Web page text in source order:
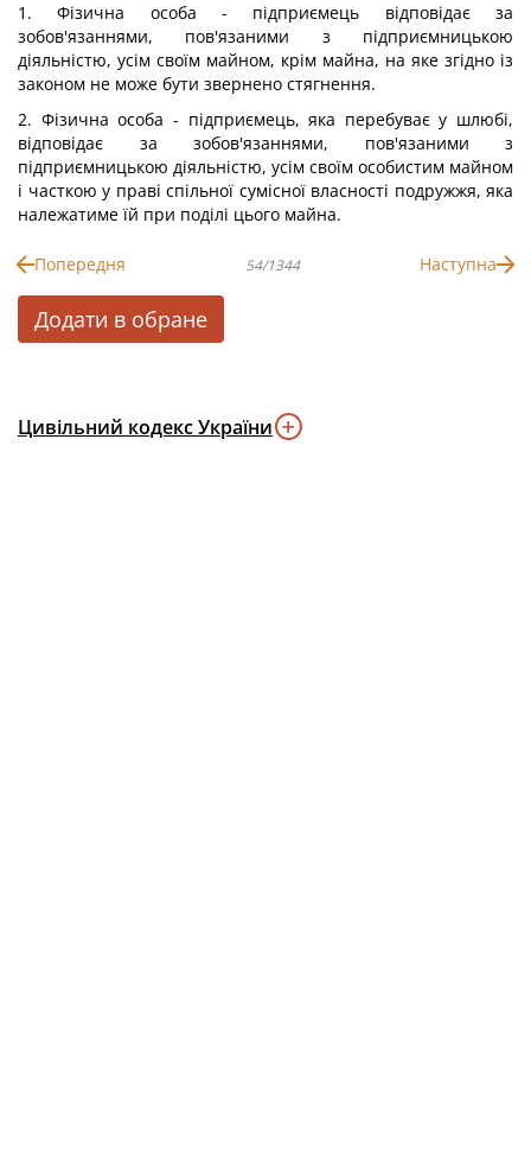
1. Фізична особа - підприємець відповідає за
зобов'язаннями, пов'язаними з підприємницькою
діяльністю, усім своїм майном, крім майна, на яке згідно із
законом не може бути звернено стягнення.
2. Фізична особа - підприємець, яка перебуває у шлюбі,
відповідає за зобов'язаннями, пов'язаними з
підприємницькою діяльністю, усім своїм особистим майном
і часткою у праві спільної сумісної власності подружжя, яка
належатиме їй при поділі цього майна.
Попередня 54/1344 Наступна
Додати в обране
Цивільний кодекс України